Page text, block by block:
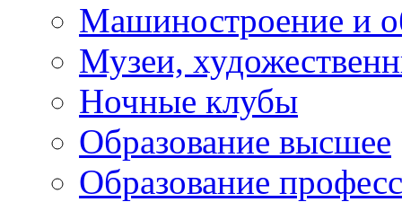
Машиностроение и
Музеи,
Ночные клубы
Образование высшее
Образование